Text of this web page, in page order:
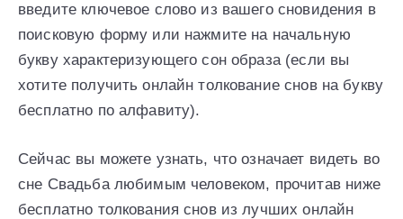
введите ключевое слово из вашего сновидения в
поисковую форму или нажмите на начальную
букву характеризующего сон образа (если вы
хотите получить онлайн толкование снов на букву
бесплатно по алфавиту).
Сейчас вы можете узнать, что означает видеть во
сне Свадьба любимым человеком, прочитав ниже
бесплатно толкования снов из лучших онлайн